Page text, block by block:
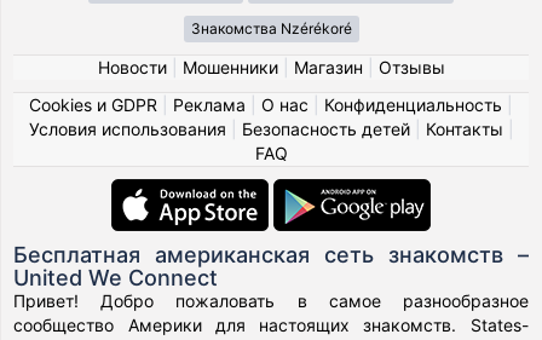
Знакомства Nzérékoré
Новости| Мошенники| Магазин
Отзывы
Cookies и GDPR
Реклама О нас Конфиденциальность
Условия использования
Безопасность детей| Контакты
FAQ
Бесплатная американская сеть знакомств –
United We Connect
Привет! Добро пожаловать в самое разнообразное
сообщество Америки для настоящих знакомств. States-